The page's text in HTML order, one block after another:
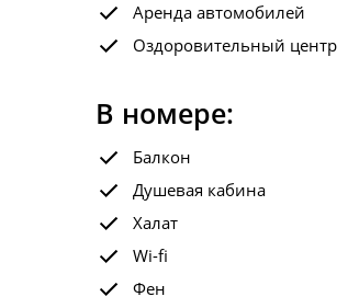
Аренда автомобилей
Оздоровительный центр
В номере:
Балкон
Душевая кабина
Халат
Wi-fi
Фен